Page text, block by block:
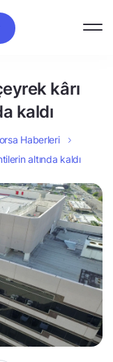
kârı
kaldı
Haberleri
altında kaldı